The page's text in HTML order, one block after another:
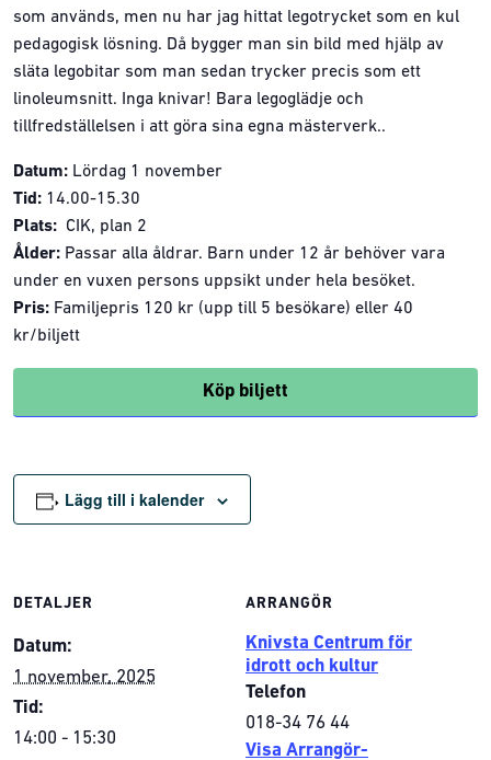
som används, men nu har jag hittat legotrycket som en kul
pedagogisk lösning. Då bygger man sin bild med hjälp av
släta legobitar som man sedan trycker precis som ett
linoleumsnitt. Inga knivar! Bara legoglädje och
tillfredställelsen i att göra sina egna mästerverk..
Datum: Lördag 1 november
Tid: 14.00-15.30
Plats: CIK, plan 2
Ålder: Passar alla åldrar. Barn under 12 år behöver vara
under en vuxen persons uppsikt under hela besöket.
Pris: Familjepris 120 kr (upp till 5 besökare) eller 40
kr/biljett
Köp biljett
Lägg till i kalender
DETALJER
Datum:
1 november, 2025
Tid:
14:00 - 15:30
ARRANGÖR
Knivsta Centrum för
idrott och kultur
Telefon
018-34 76 44
Visa Arrangör-